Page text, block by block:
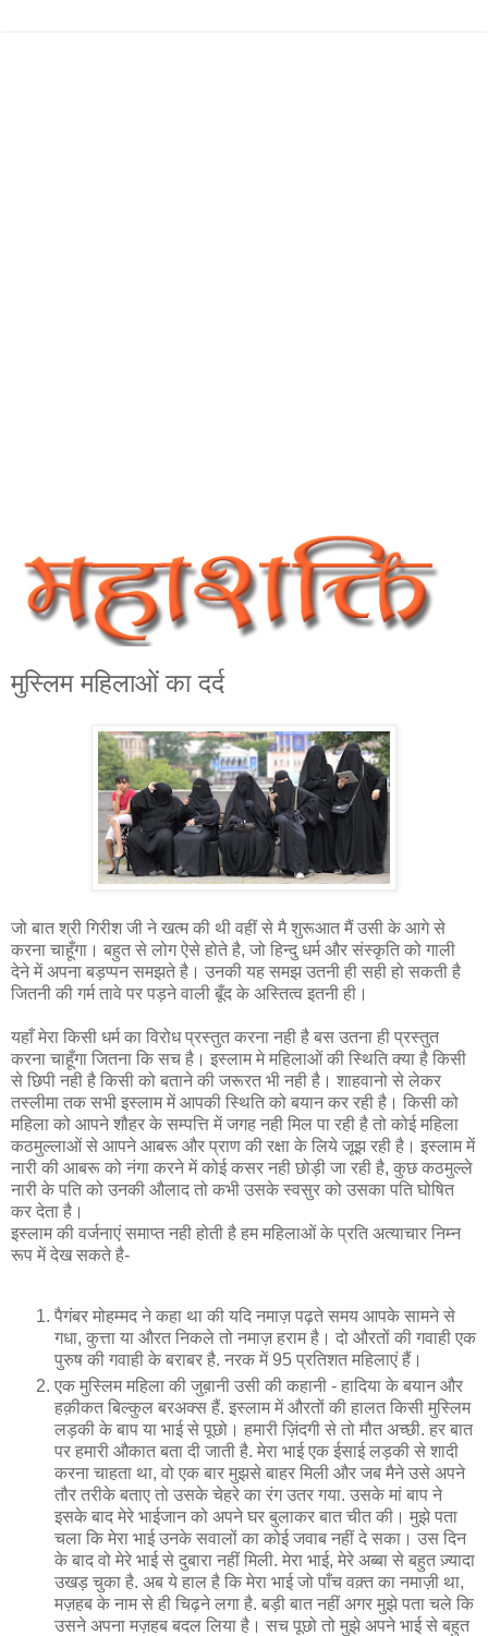
मुस्लिम महिलाओं का दर्द
जो बात श्री गिरीश जी ने खत्म की थी वहीं से मै शुरूआत मैं उसी के आगे से
करना चाहूँगा। बहुत से लोग ऐसे होते है, जो हिन्दु धर्म और संस्कृति को गाली
देने में अपना बड़प्‍पन समझते है। उनकी यह समझ उतनी ही सही हो सकती है
जितनी की गर्म तावे पर पड़ने वाली बूँद के अस्तित्‍व इतनी ही।
यहाँ मेरा किसी धर्म का विरोध प्रस्‍तुत करना नही है बस उतना ही प्रस्‍तुत
करना चाहूँगा जितना कि सच है। इस्लाम मे महिलाओं की स्थिति क्‍या है किसी
से छिपी नही है किसी को बताने की जरूरत भी नही है। शाहवानो से लेकर
तस्लीमा तक सभी इस्लाम में आपकी स्थिति को बयान कर रही है। किसी को
महिला को आपने शौहर के सम्पत्ति में जगह नही मिल पा रही है तो कोई महिला
कठमुल्लाओं से आपने आबरू और प्राण की रक्षा के लिये जूझ रही है। इस्लाम में
नारी की आबरू को नंगा करने में कोई कसर नही छोड़ी जा रही है, कुछ कठमुल्ले
नारी के पति को उनकी औलाद तो कभी उसके स्वसुर को उसका पति घोषित
कर देता है।
इस्लाम की वर्जनाएं समाप्‍त नही होती है हम महिलाओं के प्रति अत्याचार निम्‍न
रूप में देख सकते है-
पैगंबर मोहम्मद ने कहा था की यदि नमाज़ पढ़ते समय आपके सामने से
गधा, कुत्ता या औरत निकले तो नमाज़ हराम है। दो औरतों की गवाही एक
पुरुष की गवाही के बराबर है. नरक में 95 प्रतिशत महिलाएं हैं।
एक मुस्लिम महिला की जुब़ानी उसी की कहानी - हादिया के बयान और
हक़ीकत बिल्कुल बरअक्स हैं. इस्लाम में औरतों की हालत किसी मुस्लिम
लड़की के बाप या भाई से पूछो। हमारी ज़िंदगी से तो मौत अच्छी. हर बात
पर हमारी औकात बता दी जाती है. मेरा भाई एक ईसाई लड़की से शादी
करना चाहता था, वो एक बार मुझसे बाहर मिली और जब मैने उसे अपने
तौर तरीके बताए तो उसके चेहरे का रंग उतर गया. उसके मां बाप ने
इसके बाद मेरे भाईजान को अपने घर बुलाकर बात चीत की। मुझे पता
चला कि मेरा भाई उनके सवालों का कोई जवाब नहीं दे सका। उस दिन
के बाद वो मेरे भाई से दुबारा नहीं मिली. मेरा भाई, मेरे अब्बा से बहुत ज़्यादा
उखड़ चुका है. अब ये हाल है कि मेरा भाई जो पाँच वक़्त का नमाज़ी था,
मज़हब के नाम से ही चिढ़ने लगा है. बड़ी बात नहीं अगर मुझे पता चले कि
उसने अपना मज़हब बदल लिया है। सच पूछो तो मुझे अपने भाई से बहुत